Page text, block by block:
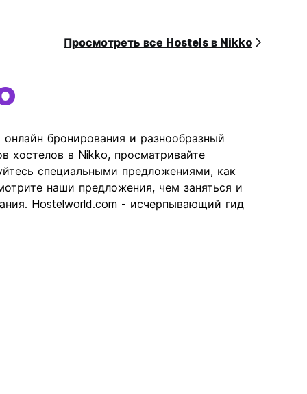
Просмотреть все Hostels в Nikko
бронирования и разнообразный
хостелов в Nikko, просматривайте
специальными предложениями, как
наши предложения, чем заняться и
Hostelworld.com - исчерпывающий гид